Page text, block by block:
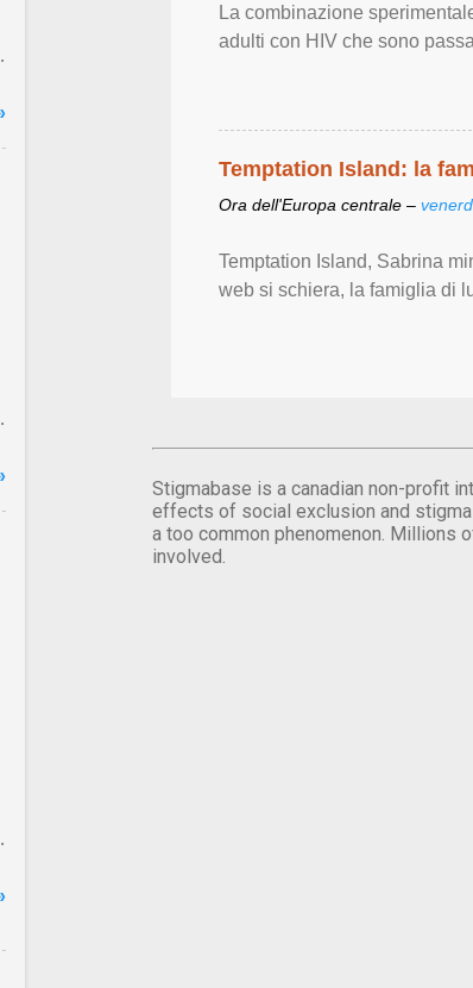
La combinazione
adulti con HIV che sono
Temptation Island: la
Ora dell'Europa centrale –
Temptation Island, Sabrina
web si schiera, la famiglia di
Stigmabase is a canadian non-profit
effects of social exclusion and
a too common phenomenon. Millions
involved.